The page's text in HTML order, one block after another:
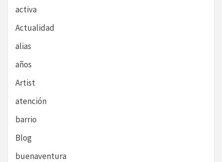
activa
Actualidad
alias
años
Artist
atención
barrio
Blog
buenaventura